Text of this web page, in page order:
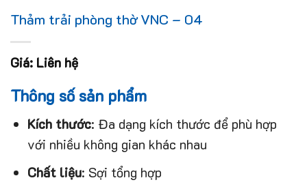
Thảm trải phòng thờ VNC – 04
Giá: Liên hệ
Thông số sản phẩm
Kích thước: Đa dạng kích thước để phù hợp
với nhiều không gian khác nhau
Chất liệu: Sợi tổng hợp